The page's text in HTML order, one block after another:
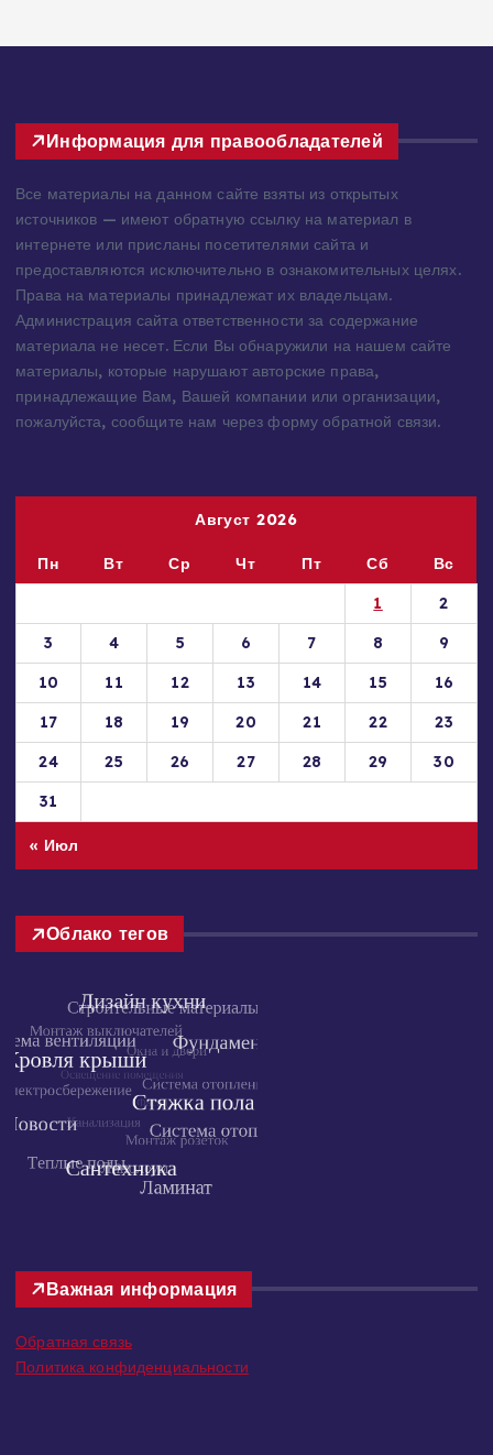
Информация для правообладателей
Все материалы на данном сайте взяты из открытых
интернете или присланы посетителями сайта и
предоставляются исключительно в ознакомительных целях.
Права на материалы принадлежат их владельцам.
материала не несет. Если Вы обнаружили на нашем сайте
материалы, которые нарушают авторские права,
Август 2026
Сб
Вс
1
2
3
4 5 6 7 8
9
10
11 12 13 14 15
16
17
18 19 20 21 22
23
24
31